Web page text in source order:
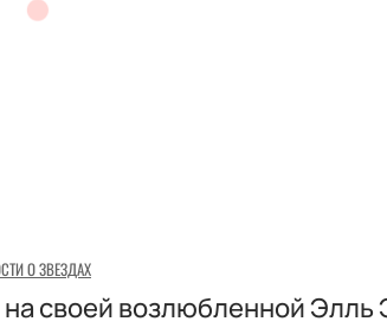
О ЗВЕЗДАХ
своей возлюбленной Элль